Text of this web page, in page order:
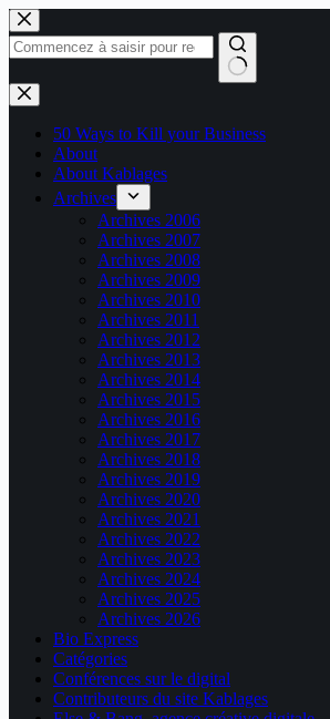
Passer
au
contenu
Aucun
résultat
50 Ways to Kill your Business
About
About Kablages
Archives
Archives 2006
Archives 2007
Archives 2008
Archives 2009
Archives 2010
Archives 2011
Archives 2012
Archives 2013
Archives 2014
Archives 2015
Archives 2016
Archives 2017
Archives 2018
Archives 2019
Archives 2020
Archives 2021
Archives 2022
Archives 2023
Archives 2024
Archives 2025
Archives 2026
Bio Express
Catégories
Conférences sur le digital
Contributeurs du site Kablages